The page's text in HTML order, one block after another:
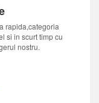
rapida,categoria
si in scurt timp cu
nostru.